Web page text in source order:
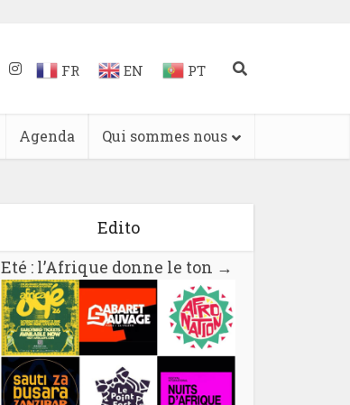
FR EN PT
Agenda Qui sommes nous
Edito
Eté : l’Afrique donne le ton →